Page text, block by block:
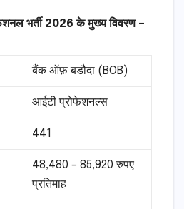
भर्ती 2026 के मुख्य विवरण –
बैंक ऑफ़ बडौदा (BOB)
आईटी प्रोफेशनल्स
441
48,480 – 85,920 रुपए
प्रतिमाह